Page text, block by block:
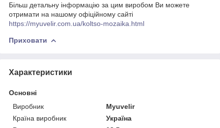
Більш детальну інформацію за цим виробом Ви можете
отримати на нашому офіційному сайті
https://myuvelir.com.ua/koltso-mozaika.html
Приховати
Характеристики
Основні
Виробник
Myuvelir
Країна виробник
Україна